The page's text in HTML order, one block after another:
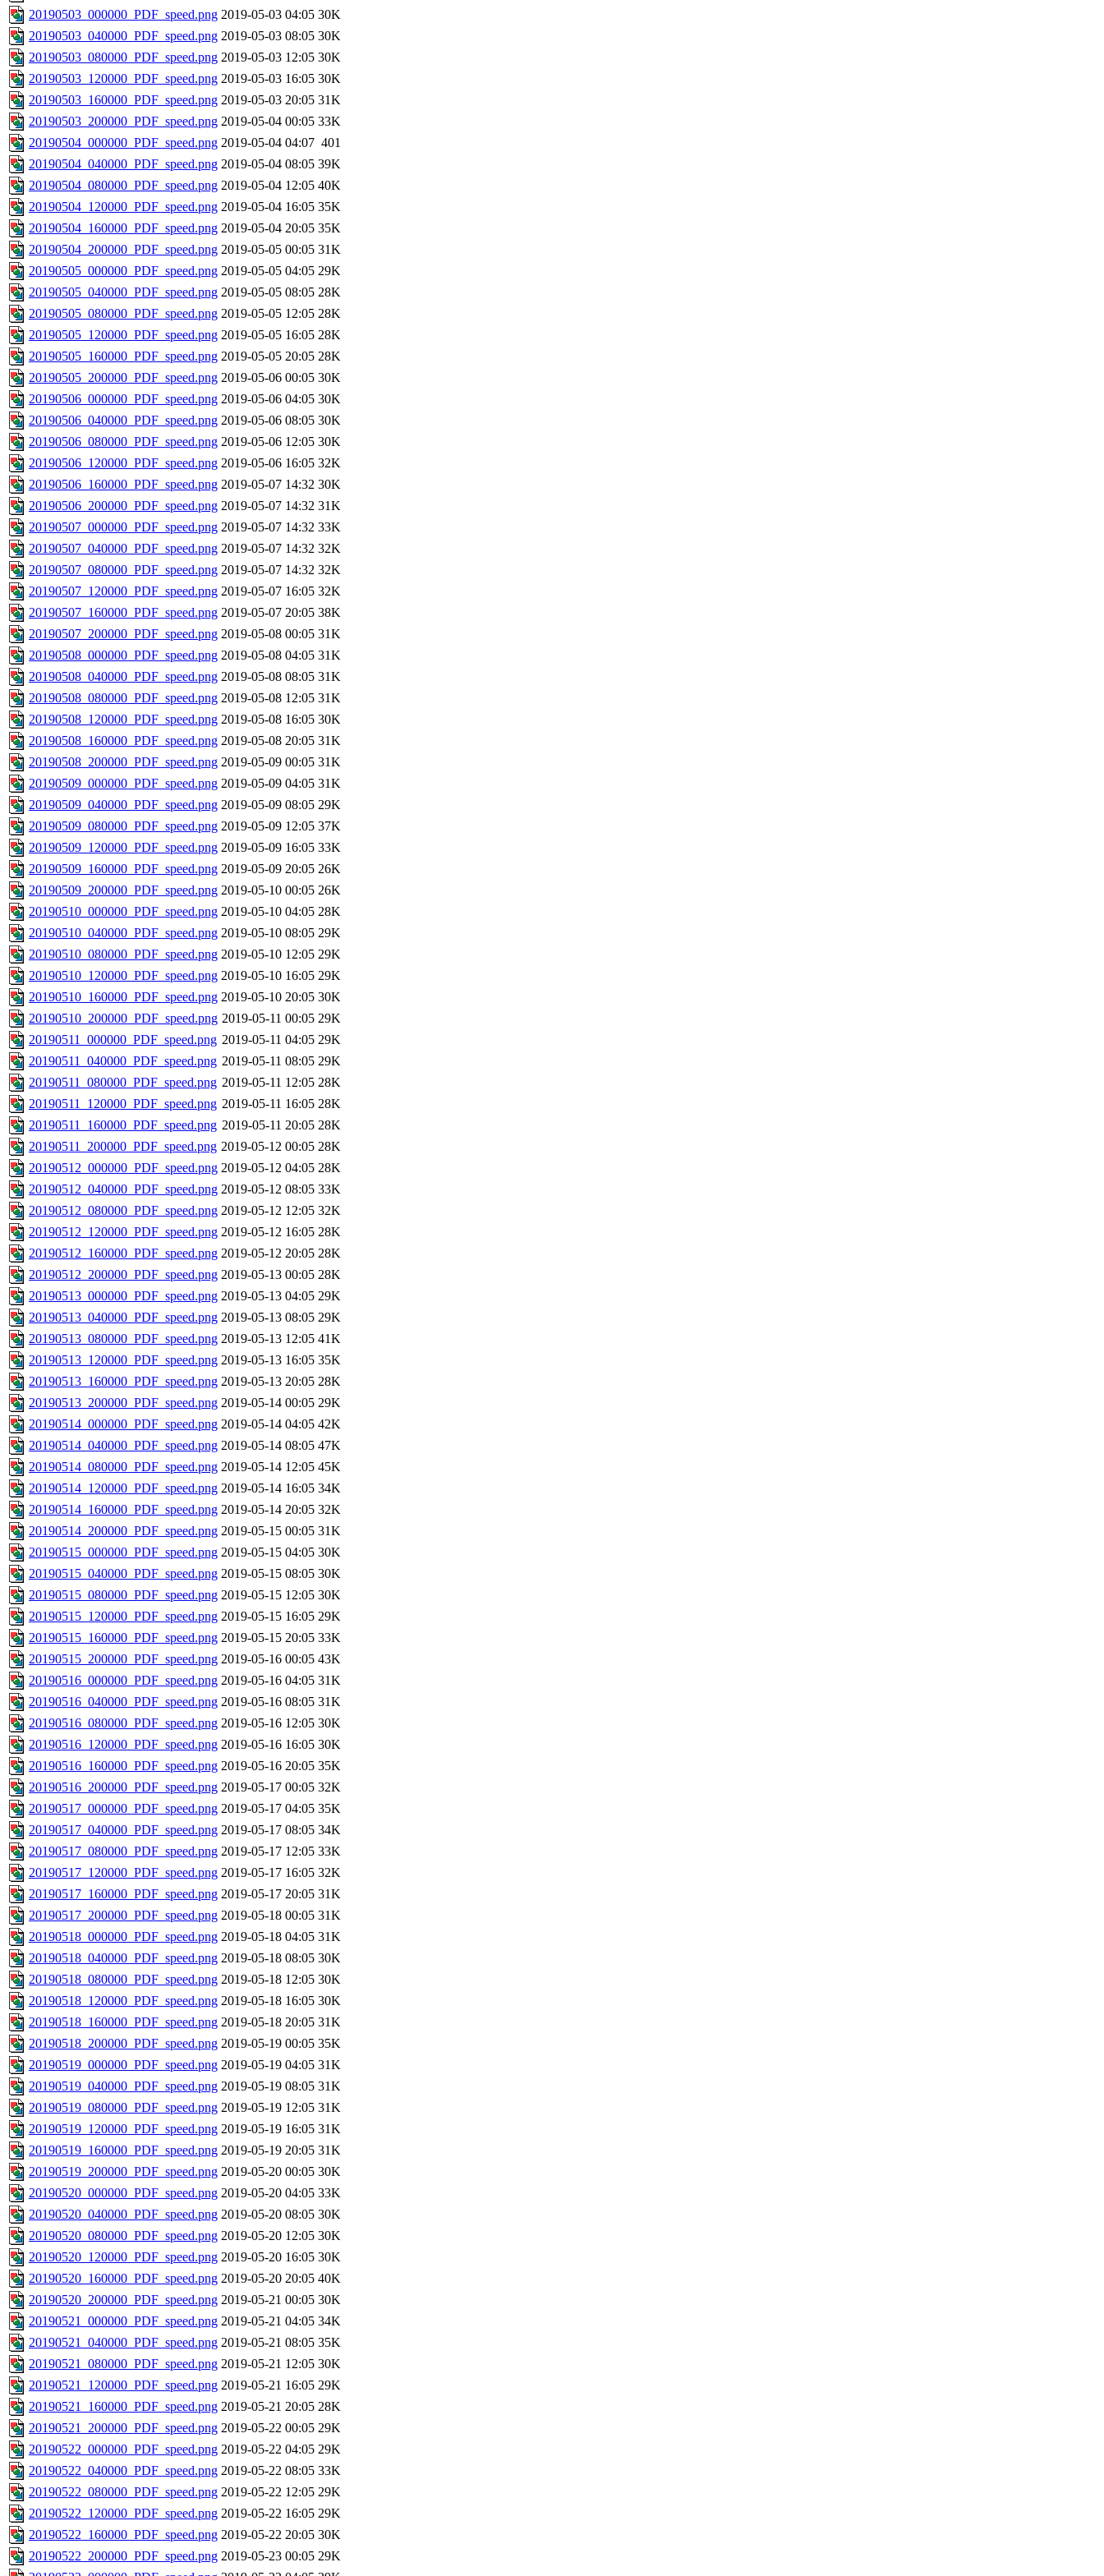
20190503_000000_PDF_speed.png 2019-05-03 04:05 30K
20190503_040000_PDF_speed.png 2019-05-03 08:05 30K
20190503_080000_PDF_speed.png 2019-05-03 12:05 30K
20190503_120000_PDF_speed.png 2019-05-03 16:05 30K
20190503_160000_PDF_speed.png 2019-05-03 20:05 31K
20190503_200000_PDF_speed.png 2019-05-04 00:05 33K
20190504_000000_PDF_speed.png 2019-05-04 04:07 401
20190504_040000_PDF_speed.png 2019-05-04 08:05 39K
20190504_080000_PDF_speed.png 2019-05-04 12:05 40K
20190504_120000_PDF_speed.png 2019-05-04 16:05 35K
20190504_160000_PDF_speed.png 2019-05-04 20:05 35K
20190504_200000_PDF_speed.png 2019-05-05 00:05 31K
20190505_000000_PDF_speed.png 2019-05-05 04:05 29K
20190505_040000_PDF_speed.png 2019-05-05 08:05 28K
20190505_080000_PDF_speed.png 2019-05-05 12:05 28K
20190505_120000_PDF_speed.png 2019-05-05 16:05 28K
20190505_160000_PDF_speed.png 2019-05-05 20:05 28K
20190505_200000_PDF_speed.png 2019-05-06 00:05 30K
20190506_000000_PDF_speed.png 2019-05-06 04:05 30K
20190506_040000_PDF_speed.png 2019-05-06 08:05 30K
20190506_080000_PDF_speed.png 2019-05-06 12:05 30K
20190506_120000_PDF_speed.png 2019-05-06 16:05 32K
20190506_160000_PDF_speed.png 2019-05-07 14:32 30K
20190506_200000_PDF_speed.png 2019-05-07 14:32 31K
20190507_000000_PDF_speed.png 2019-05-07 14:32 33K
20190507_040000_PDF_speed.png 2019-05-07 14:32 32K
20190507_080000_PDF_speed.png 2019-05-07 14:32 32K
20190507_120000_PDF_speed.png 2019-05-07 16:05 32K
20190507_160000_PDF_speed.png 2019-05-07 20:05 38K
20190507_200000_PDF_speed.png 2019-05-08 00:05 31K
20190508_000000_PDF_speed.png 2019-05-08 04:05 31K
20190508_040000_PDF_speed.png 2019-05-08 08:05 31K
20190508_080000_PDF_speed.png 2019-05-08 12:05 31K
20190508_120000_PDF_speed.png 2019-05-08 16:05 30K
20190508_160000_PDF_speed.png 2019-05-08 20:05 31K
20190508_200000_PDF_speed.png 2019-05-09 00:05 31K
20190509_000000_PDF_speed.png 2019-05-09 04:05 31K
20190509_040000_PDF_speed.png 2019-05-09 08:05 29K
20190509_080000_PDF_speed.png 2019-05-09 12:05 37K
20190509_120000_PDF_speed.png 2019-05-09 16:05 33K
20190509_160000_PDF_speed.png 2019-05-09 20:05 26K
20190509_200000_PDF_speed.png 2019-05-10 00:05 26K
20190510_000000_PDF_speed.png 2019-05-10 04:05 28K
20190510_040000_PDF_speed.png 2019-05-10 08:05 29K
20190510_080000_PDF_speed.png 2019-05-10 12:05 29K
20190510_120000_PDF_speed.png 2019-05-10 16:05 29K
20190510_160000_PDF_speed.png 2019-05-10 20:05 30K
20190510_200000_PDF_speed.png 2019-05-11 00:05 29K
20190511_000000_PDF_speed.png 2019-05-11 04:05 29K
20190511_040000_PDF_speed.png 2019-05-11 08:05 29K
20190511_080000_PDF_speed.png 2019-05-11 12:05 28K
20190511_120000_PDF_speed.png 2019-05-11 16:05 28K
20190511_160000_PDF_speed.png 2019-05-11 20:05 28K
20190511_200000_PDF_speed.png 2019-05-12 00:05 28K
20190512_000000_PDF_speed.png 2019-05-12 04:05 28K
20190512_040000_PDF_speed.png 2019-05-12 08:05 33K
20190512_080000_PDF_speed.png 2019-05-12 12:05 32K
20190512_120000_PDF_speed.png 2019-05-12 16:05 28K
20190512_160000_PDF_speed.png 2019-05-12 20:05 28K
20190512_200000_PDF_speed.png 2019-05-13 00:05 28K
20190513_000000_PDF_speed.png 2019-05-13 04:05 29K
20190513_040000_PDF_speed.png 2019-05-13 08:05 29K
20190513_080000_PDF_speed.png 2019-05-13 12:05 41K
20190513_120000_PDF_speed.png 2019-05-13 16:05 35K
20190513_160000_PDF_speed.png 2019-05-13 20:05 28K
20190513_200000_PDF_speed.png 2019-05-14 00:05 29K
20190514_000000_PDF_speed.png 2019-05-14 04:05 42K
20190514_040000_PDF_speed.png 2019-05-14 08:05 47K
20190514_080000_PDF_speed.png 2019-05-14 12:05 45K
20190514_120000_PDF_speed.png 2019-05-14 16:05 34K
20190514_160000_PDF_speed.png 2019-05-14 20:05 32K
20190514_200000_PDF_speed.png 2019-05-15 00:05 31K
20190515_000000_PDF_speed.png 2019-05-15 04:05 30K
20190515_040000_PDF_speed.png 2019-05-15 08:05 30K
20190515_080000_PDF_speed.png 2019-05-15 12:05 30K
20190515_120000_PDF_speed.png 2019-05-15 16:05 29K
20190515_160000_PDF_speed.png 2019-05-15 20:05 33K
20190515_200000_PDF_speed.png 2019-05-16 00:05 43K
20190516_000000_PDF_speed.png 2019-05-16 04:05 31K
20190516_040000_PDF_speed.png 2019-05-16 08:05 31K
20190516_080000_PDF_speed.png 2019-05-16 12:05 30K
20190516_120000_PDF_speed.png 2019-05-16 16:05 30K
20190516_160000_PDF_speed.png 2019-05-16 20:05 35K
20190516_200000_PDF_speed.png 2019-05-17 00:05 32K
20190517_000000_PDF_speed.png 2019-05-17 04:05 35K
20190517_040000_PDF_speed.png 2019-05-17 08:05 34K
20190517_080000_PDF_speed.png 2019-05-17 12:05 33K
20190517_120000_PDF_speed.png 2019-05-17 16:05 32K
20190517_160000_PDF_speed.png 2019-05-17 20:05 31K
20190517_200000_PDF_speed.png 2019-05-18 00:05 31K
20190518_000000_PDF_speed.png 2019-05-18 04:05 31K
20190518_040000_PDF_speed.png 2019-05-18 08:05 30K
20190518_080000_PDF_speed.png 2019-05-18 12:05 30K
20190518_120000_PDF_speed.png 2019-05-18 16:05 30K
20190518_160000_PDF_speed.png 2019-05-18 20:05 31K
20190518_200000_PDF_speed.png 2019-05-19 00:05 35K
20190519_000000_PDF_speed.png 2019-05-19 04:05 31K
20190519_040000_PDF_speed.png 2019-05-19 08:05 31K
20190519_080000_PDF_speed.png 2019-05-19 12:05 31K
20190519_120000_PDF_speed.png 2019-05-19 16:05 31K
20190519_160000_PDF_speed.png 2019-05-19 20:05 31K
20190519_200000_PDF_speed.png 2019-05-20 00:05 30K
20190520_000000_PDF_speed.png 2019-05-20 04:05 33K
20190520_040000_PDF_speed.png 2019-05-20 08:05 30K
20190520_080000_PDF_speed.png 2019-05-20 12:05 30K
20190520_120000_PDF_speed.png 2019-05-20 16:05 30K
20190520_160000_PDF_speed.png 2019-05-20 20:05 40K
20190520_200000_PDF_speed.png 2019-05-21 00:05 30K
20190521_000000_PDF_speed.png 2019-05-21 04:05 34K
20190521_040000_PDF_speed.png 2019-05-21 08:05 35K
20190521_080000_PDF_speed.png 2019-05-21 12:05 30K
20190521_120000_PDF_speed.png 2019-05-21 16:05 29K
20190521_160000_PDF_speed.png 2019-05-21 20:05 28K
20190521_200000_PDF_speed.png 2019-05-22 00:05 29K
20190522_000000_PDF_speed.png 2019-05-22 04:05 29K
20190522_040000_PDF_speed.png 2019-05-22 08:05 33K
20190522_080000_PDF_speed.png 2019-05-22 12:05 29K
20190522_120000_PDF_speed.png 2019-05-22 16:05 29K
20190522_160000_PDF_speed.png 2019-05-22 20:05 30K
20190522_200000_PDF_speed.png 2019-05-23 00:05 29K